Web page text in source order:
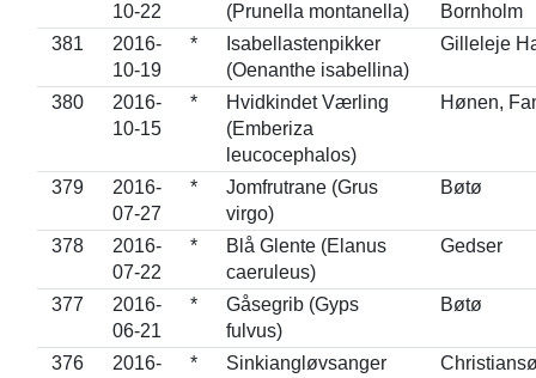
10-22
(Prunella montanella)
Bornholm
381
2016-
10-19
*
Isabellastenpikker
(Oenanthe isabellina)
Gilleleje
380
2016-
10-15
*
Hvidkindet Værling
(Emberiza
leucocephalos)
Hønen,
379
2016-
07-27
*
Jomfrutrane (Grus
virgo)
Bøtø
378
2016-
07-22
*
Blå Glente (Elanus
caeruleus)
Gedser
377
2016-
06-21
*
Gåsegrib (Gyps
fulvus)
Bøtø
376
2016-
*
Sinkiangløvsanger